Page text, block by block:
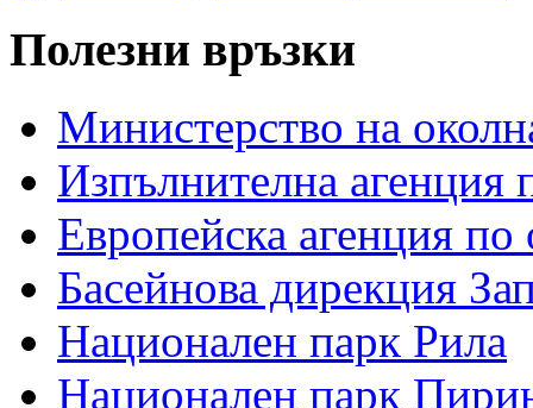
Полезни връзки
Министерство на
Изпълнителна агенция
Европейска агенция по
Басейнова дирекция
Национален парк Рила
Национален парк